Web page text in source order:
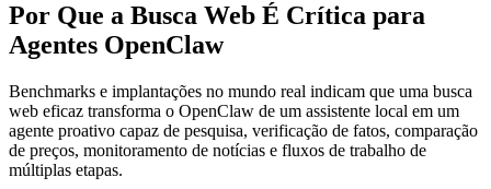
Por Que a Busca Web É Crítica para
Agentes OpenClaw
Benchmarks e implantações no mundo real indicam que uma busca
web eficaz transforma o OpenClaw de um assistente local em um
agente proativo capaz de pesquisa, verificação de fatos, comparação
de preços, monitoramento de notícias e fluxos de trabalho de
múltiplas etapas.